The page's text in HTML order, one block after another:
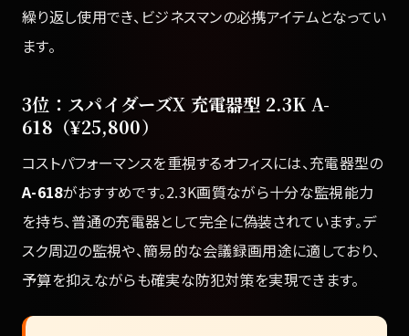
繰り返し使用でき、ビジネスマンの必携アイテムとなってい
ます。
3位：スパイダーズX 充電器型 2.3K A-
618（¥25,800）
コストパフォーマンスを重視するオフィスには、充電器型の
A-618がおすすめです。2.3K画質ながら十分な監視能力
を持ち、普通の充電器として完全に偽装されています。デ
スク周辺の監視や、簡易的な会議録画用途に適しており、
予算を抑えながらも確実な防犯対策を実現できます。